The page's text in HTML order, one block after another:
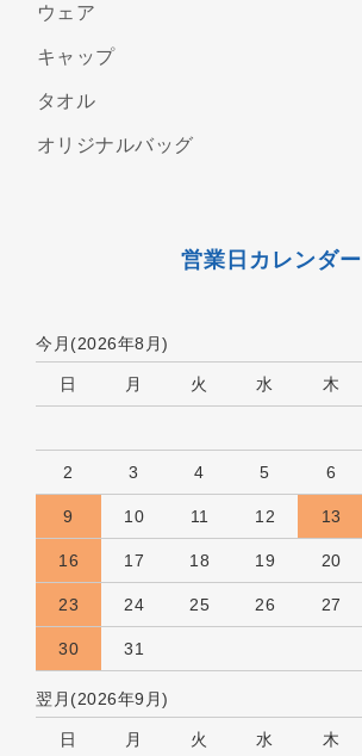
ウェア
キャップ
タオル
オリジナルバッグ
営業日カレンダー
今月(2026年8月)
日 月 火 水 木
2 3 4 5 6
9 10 11 12 13
16 17 18 19 20
23 24 25 26 27
30 31
翌月(2026年9月)
日 月 火 水 木